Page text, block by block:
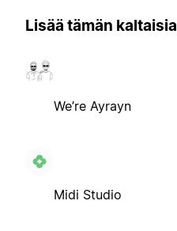
Lisää tämän kaltaisia
We’re Ayrayn
Midi Studio